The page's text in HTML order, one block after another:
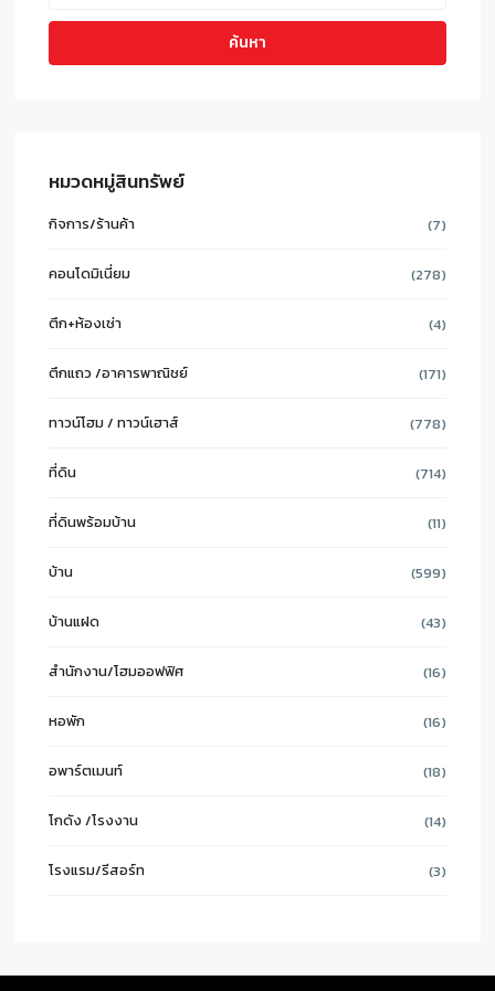
ค้นหา
หมวดหมู่สินทรัพย์
กิจการ/ร้านค้า (7)
คอนโดมิเนี่ยม (278)
ตึก+ห้องเช่า (4)
ตึกแถว /อาคารพาณิชย์ (171)
ทาวน์โฮม / ทาวน์เฮาส์ (778)
ที่ดิน (714)
ที่ดินพร้อมบ้าน (11)
บ้าน (599)
บ้านแฝด (43)
สำนักงาน/โฮมออฟฟิศ (16)
หอพัก (16)
อพาร์ตเมนท์ (18)
โกดัง /โรงงาน (14)
โรงแรม/รีสอร์ท (3)